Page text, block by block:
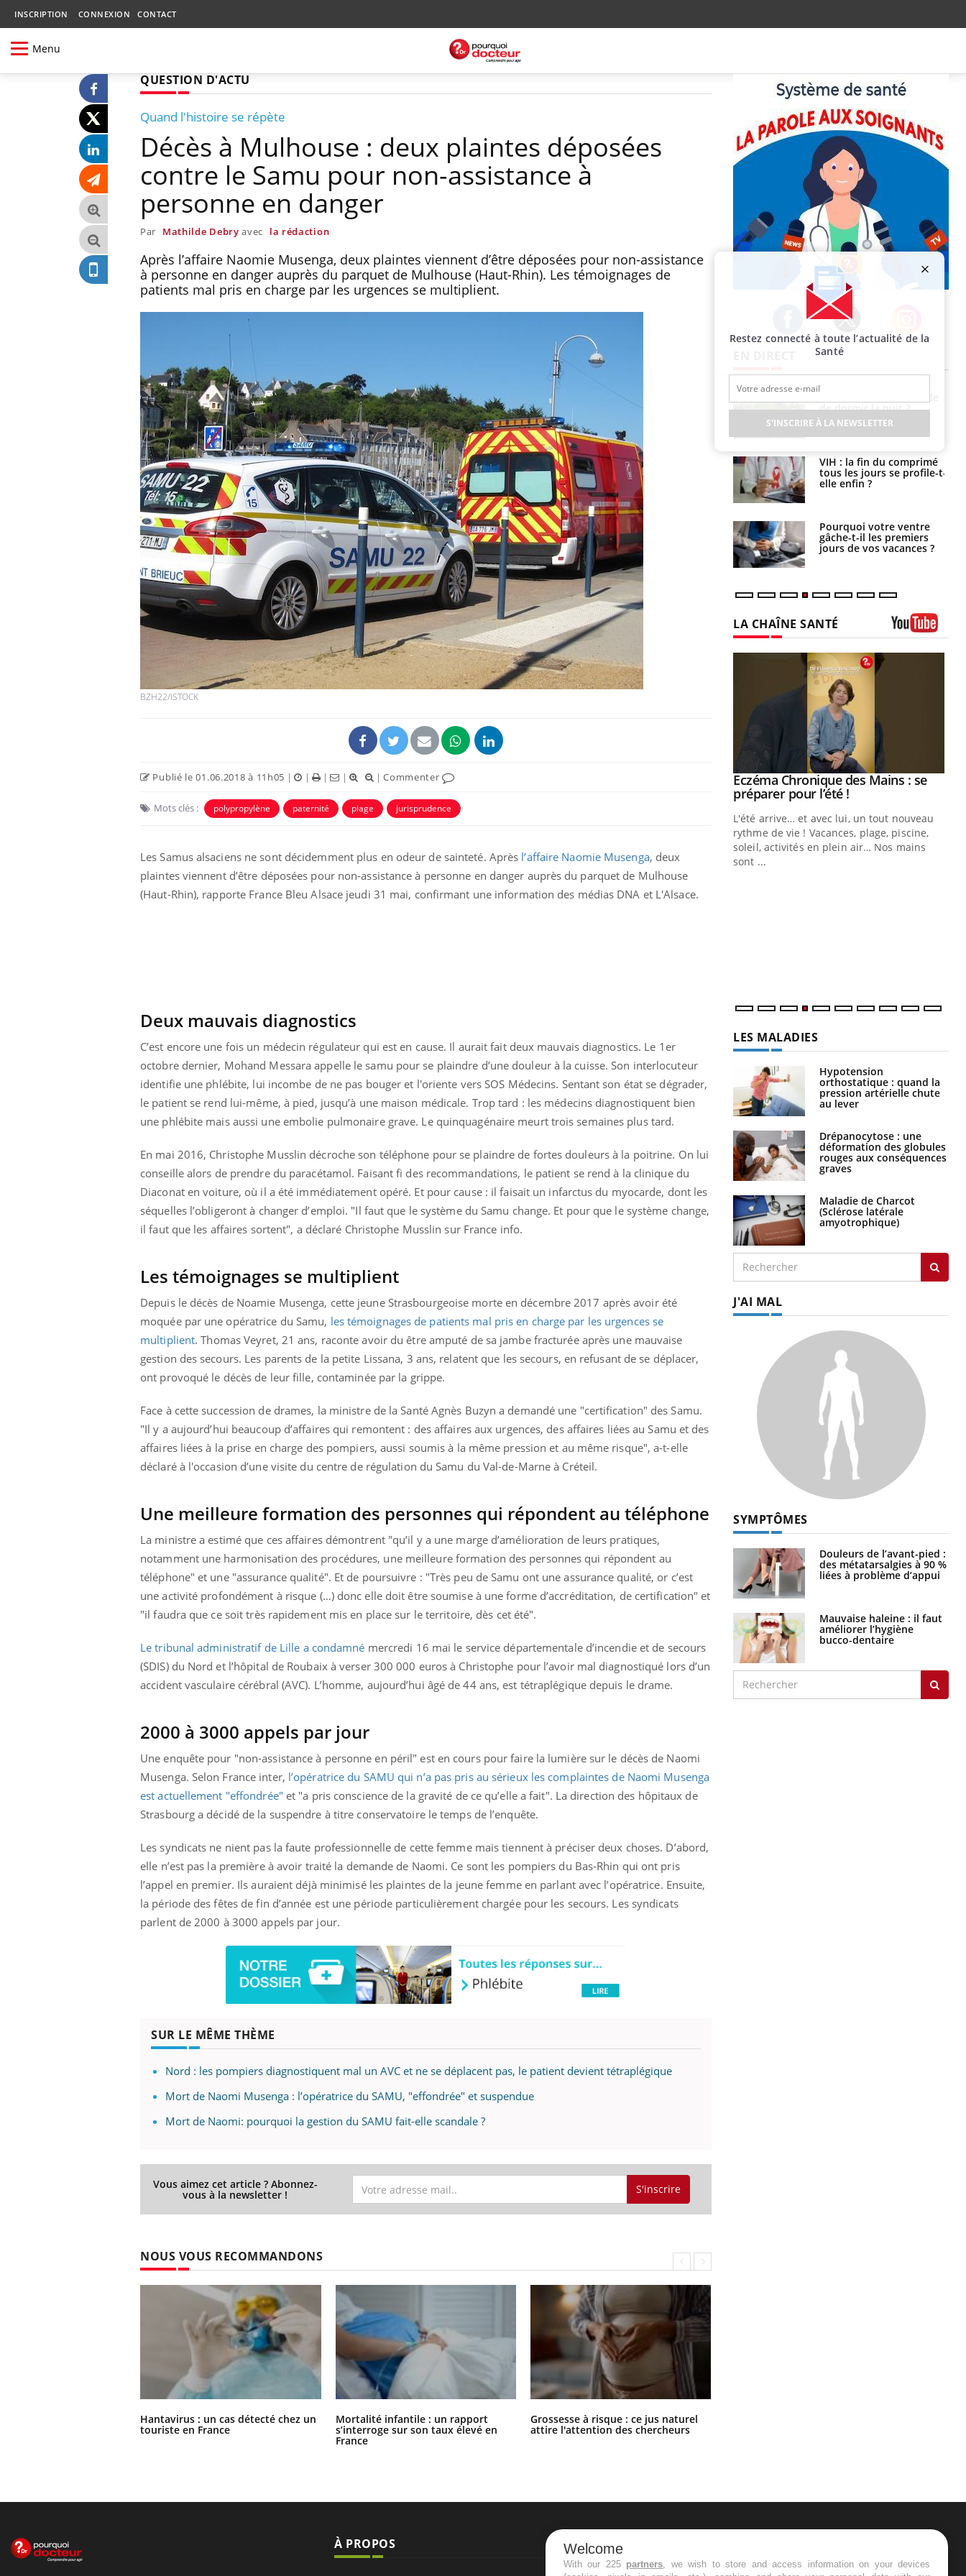
INSCRIPTION CONNEXION CONTACT
Menu
QUESTION D'ACTU
Quand l'histoire se répète
Décès à Mulhouse : deux plaintes déposées
contre le Samu pour non-assistance à
personne en danger
Par Mathilde Debry avec la rédaction
Après l’affaire Naomie Musenga, deux plaintes viennent d’être déposées pour non-assistance
à personne en danger auprès du parquet de Mulhouse (Haut-Rhin). Les témoignages de
patients mal pris en charge par les urgences se multiplient.
BZH22/ISTOCK
Publié le 01.06.2018 à 11h05 | | | | |Commenter
Mots clés : polypropylène paternité plage jurisprudence
Les Samus alsaciens ne sont décidemment plus en odeur de sainteté. Après l’affaire Naomie Musenga, deux
plaintes viennent d’être déposées pour non-assistance à personne en danger auprès du parquet de Mulhouse
(Haut-Rhin), rapporte France Bleu Alsace jeudi 31 mai, confirmant une information des médias DNA et L'Alsace.
Deux mauvais diagnostics
C’est encore une fois un médecin régulateur qui est en cause. Il aurait fait deux mauvais diagnostics. Le 1er
octobre dernier, Mohand Messara appelle le samu pour se plaindre d’une douleur à la cuisse. Son interlocuteur
identifie une phlébite, lui incombe de ne pas bouger et l'oriente vers SOS Médecins. Sentant son état se dégrader,
le patient se rend lui-même, à pied, jusqu’à une maison médicale. Trop tard : les médecins diagnostiquent bien
une phlébite mais aussi une embolie pulmonaire grave. Le quinquagénaire meurt trois semaines plus tard.
En mai 2016, Christophe Musslin décroche son téléphone pour se plaindre de fortes douleurs à la poitrine. On lui
conseille alors de prendre du paracétamol. Faisant fi des recommandations, le patient se rend à la clinique du
Diaconat en voiture, où il a été immédiatement opéré. Et pour cause : il faisait un infarctus du myocarde, dont les
séquelles l’obligeront à changer d’emploi. "Il faut que le système du Samu change. Et pour que le système change,
il faut que les affaires sortent", a déclaré Christophe Musslin sur France info.
Les témoignages se multiplient
Depuis le décès de Noamie Musenga, cette jeune Strasbourgeoise morte en décembre 2017 après avoir été
moquée par une opératrice du Samu, les témoignages de patients mal pris en charge par les urgences se
multiplient. Thomas Veyret, 21 ans, raconte avoir du être amputé de sa jambe fracturée après une mauvaise
gestion des secours. Les parents de la petite Lissana, 3 ans, relatent que les secours, en refusant de se déplacer,
ont provoqué le décès de leur fille, contaminée par la grippe.
Face à cette succession de drames, la ministre de la Santé Agnès Buzyn a demandé une "certification" des Samu.
"Il y a aujourd’hui beaucoup d’affaires qui remontent : des affaires aux urgences, des affaires liées au Samu et des
affaires liées à la prise en charge des pompiers, aussi soumis à la même pression et au même risque", a-t-elle
déclaré à l'occasion d’une visite du centre de régulation du Samu du Val-de-Marne à Créteil.
Une meilleure formation des personnes qui répondent au téléphone
La ministre a estimé que ces affaires démontrent "qu’il y a une marge d’amélioration de leurs pratiques,
notamment une harmonisation des procédures, une meilleure formation des personnes qui répondent au
téléphone" et une "assurance qualité". Et de poursuivre : "Très peu de Samu ont une assurance qualité, or c’est
une activité profondément à risque (…) donc elle doit être soumise à une forme d’accréditation, de certification" et
"il faudra que ce soit très rapidement mis en place sur le territoire, dès cet été".
Le tribunal administratif de Lille a condamné mercredi 16 mai le service départementale d’incendie et de secours
(SDIS) du Nord et l’hôpital de Roubaix à verser 300 000 euros à Christophe pour l’avoir mal diagnostiqué lors d’un
accident vasculaire cérébral (AVC). L’homme, aujourd’hui âgé de 44 ans, est tétraplégique depuis le drame.
2000 à 3000 appels par jour
Une enquête pour "non-assistance à personne en péril" est en cours pour faire la lumière sur le décès de Naomi
Musenga. Selon France inter, l’opératrice du SAMU qui n’a pas pris au sérieux les complaintes de Naomi Musenga
est actuellement "effondrée" et "a pris conscience de la gravité de ce qu’elle a fait". La direction des hôpitaux de
Strasbourg a décidé de la suspendre à titre conservatoire le temps de l’enquête.
Les syndicats ne nient pas la faute professionnelle de cette femme mais tiennent à préciser deux choses. D’abord,
elle n’est pas la première à avoir traité la demande de Naomi. Ce sont les pompiers du Bas-Rhin qui ont pris
l’appel en premier. Ils auraient déjà minimisé les plaintes de la jeune femme en parlant avec l’opératrice. Ensuite,
la période des fêtes de fin d’année est une période particulièrement chargée pour les secours. Les syndicats
parlent de 2000 à 3000 appels par jour.
SUR LE MÊME THÈME
Nord : les pompiers diagnostiquent mal un AVC et ne se déplacent pas, le patient devient tétraplégique
Mort de Naomi Musenga : l’opératrice du SAMU, "effondrée" et suspendue
Mort de Naomi: pourquoi la gestion du SAMU fait-elle scandale ?
Vous aimez cet article ? Abonnez-
vous à la newsletter ! S'inscrire
NOUS VOUS RECOMMANDONS
Hantavirus : un cas détecté chez un
touriste en France
Mortalité infantile : un rapport
s’interroge sur son taux élevé en
France
Grossesse à risque : ce jus naturel
attire l'attention des chercheurs
Facebook Twitter Instagram
Hantavirus : un cas
détecté chez un touriste
en France
Mortalité infantile : un
rapport s’interroge sur
son taux élevé en France
Grossesse à risque : ce jus
naturel attire l'attention
des chercheurs
Comment oublier les
écrans en vacances ?
Toujours connectés :
comment le travail
empiète de plus en plus
sur nos soirées
Cancer colorectal : une
stratégie simple aurait
changé la donne au Pays
basque
France ?
Les médicaments GLP-1
protègent-ils aussi les os
?
Cytomégalovirus : ce qui
change dans la prise en
charge des femmes
enceintes
de dormir la nuit ?
VIH : la fin du comprimé
tous les jours se profile-t-
elle enfin ?
Pourquoi votre ventre
gâche-t-il les premiers
jours de vos vacances ?
LA CHAÎNE SANTÉ
Eczéma Chronique des Mains :
Il y a des sujets qui sont faciles à aborder...
Youtube
Carence en fer : comprendre pour
Fatigue, irritabilité, brouillard mental ou
...
Youtube
Eczéma Chronique des Mains : se
préparer pour l’été !Youtube
L'été arrive… et avec lui, un tout nouveau
rythme de vie ! Vacances, plage, piscine,
soleil, activités en plein air… Nos mains
sont ...
LES MALADIES
Hypotension
orthostatique : quand la
pression artérielle chute
au lever
Drépanocytose : une
déformation des globules
rouges aux conséquences
graves
Maladie de Charcot
(Sclérose latérale
amyotrophique)
J'AI MAL
SYMPTÔMES
Douleurs de l’avant-pied :
des métatarsalgies à 90 %
liées à problème d’appui
Mauvaise haleine : il faut
améliorer l’hygiène
bucco-dentaire
Restez connecté à toute l’actualité de la
Santé
S'INSCRIRE À LA NEWSLETTER
À PROPOS NEWSLETTER
Welcome
With our 225 partners, we wish to store and access information on your devices